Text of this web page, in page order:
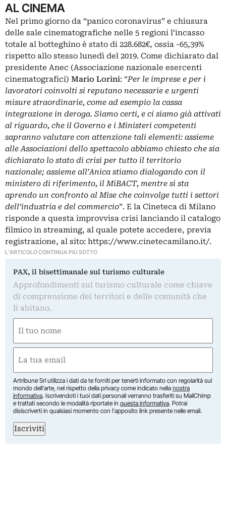
AL CINEMA
Nel primo giorno da “panico coronavirus” e chiusura
delle sale cinematografiche nelle 5 regioni l’incasso
totale al botteghino è stato di 228.682€, ossia -65,39%
rispetto allo stesso lunedì del 2019. Come dichiarato dal
presidente Anec (Associazione nazionale esercenti
cinematografici) Mario Lorini: “Per le imprese e per i
lavoratori coinvolti si reputano necessarie e urgenti
misure straordinarie, come ad esempio la cassa
integrazione in deroga. Siamo certi, e ci siamo già attivati
al riguardo, che il Governo e i Ministeri competenti
sapranno valutare con attenzione tali elementi: assieme
alle Associazioni dello spettacolo abbiamo chiesto che sia
dichiarato lo stato di crisi per tutto il territorio
nazionale; assieme all’Anica stiamo dialogando con il
ministero di riferimento, il MiBACT, mentre si sta
aprendo un confronto al Mise che coinvolge tutti i settori
dell’industria e del commercio”. E la Cineteca di Milano
risponde a questa improvvisa crisi lanciando il catalogo
filmico in streaming, al quale potete accedere, previa
registrazione, al sito: https://www.cinetecamilano.it/.
L'ARTICOLO CONTINUA PIÙ SOTTO
PAX, il bisettimanale sul turismo culturale
Approfondimenti sul turismo culturale come chiave
di comprensione dei territori e delle comunità che
li abitano.
(Required)
First
(Required)
Artribune Srl utilizza i dati da te forniti per tenerti informato con regolarità sul
mondo dell'arte, nel rispetto della privacy come indicato nella nostra
informativa. Iscrivendoti i tuoi dati personali verranno trasferiti su MailChimp
e trattati secondo le modalità riportate in questa informativa. Potrai
disiscriverti in qualsiasi momento con l'apposito link presente nelle email.
Iscriviti